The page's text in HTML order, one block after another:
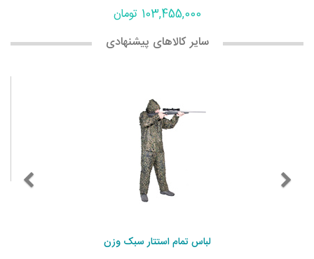
103,455,000 تومان
سایر کالاهای پیشنهادی
لباس تمام استتار سبک وزن